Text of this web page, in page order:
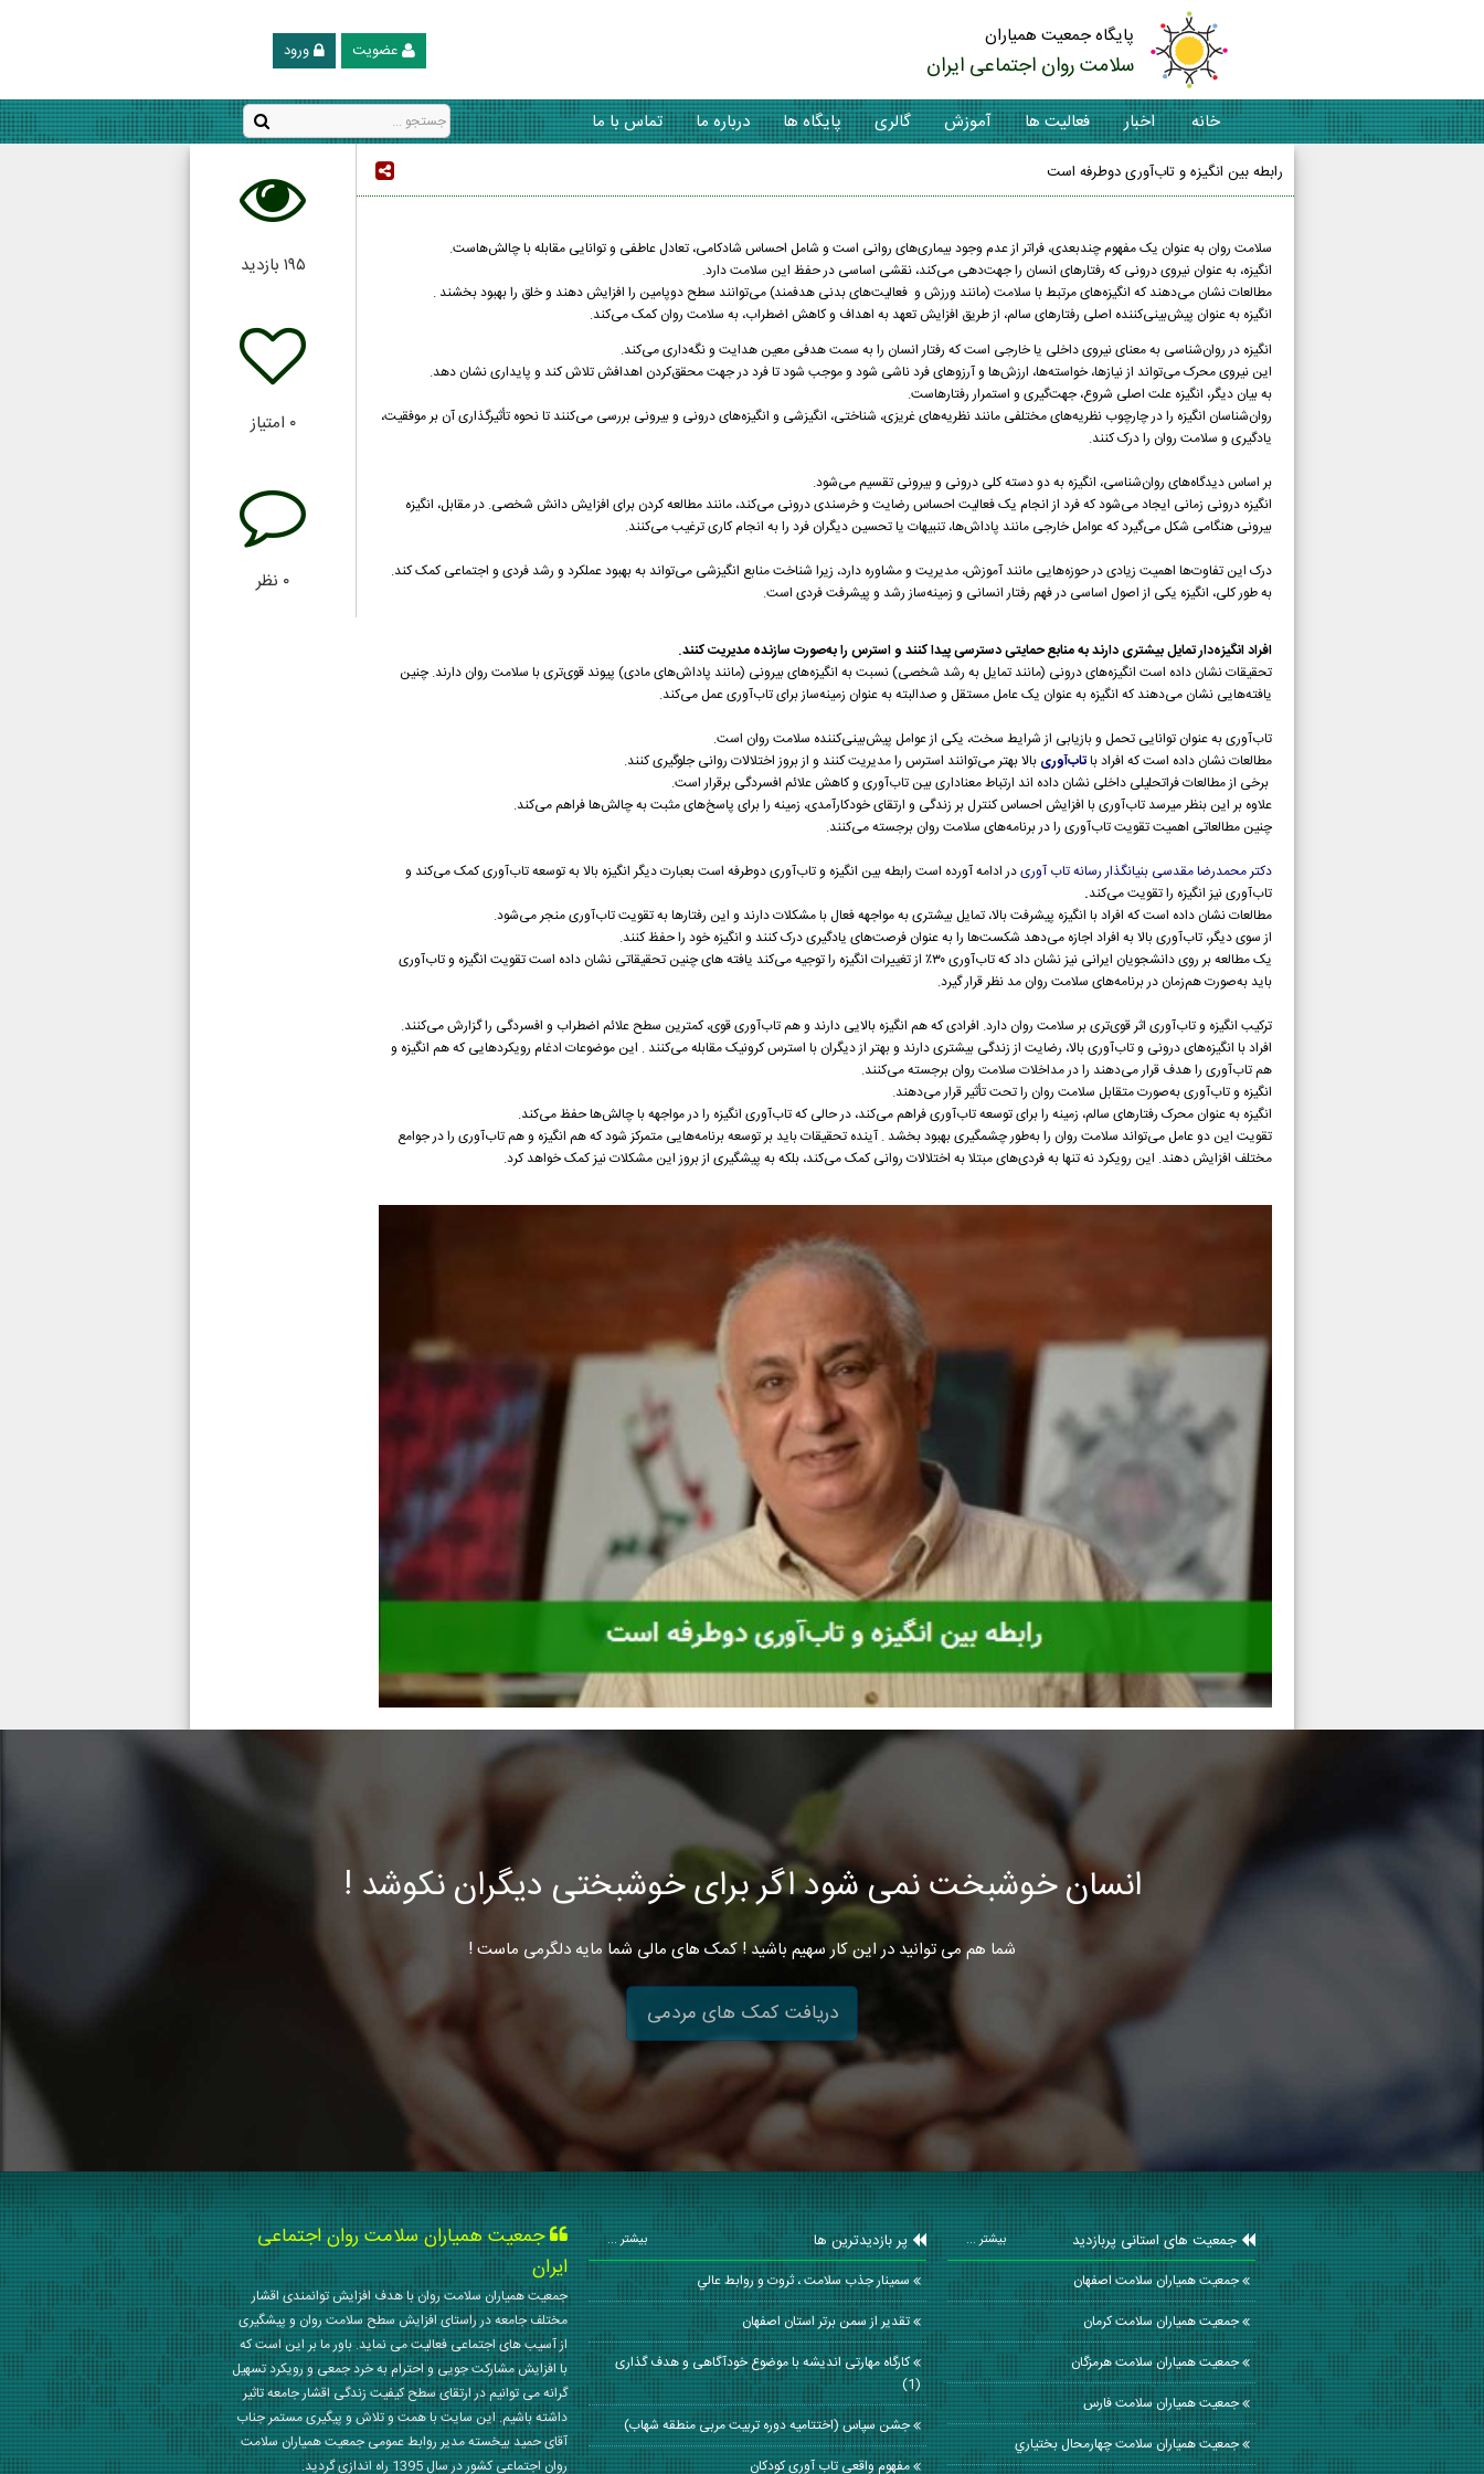
پایگاه جمعیت همیاران
سلامت روان اجتماعی ایران ورود عضویت
خانه اخبار فعالیت ها آموزش گالری پایگاه ها درباره ما تماس با ما
رابطه بین انگیزه و تاب‌آوری دوطرفه است
سلامت روان به عنوان یک مفهوم چندبعدی، فراتر از عدم وجود بیماری‌های روانی است و شامل احساس شادکامی، تعادل عاطفی و توانایی مقابله با چالش‌هاست.
انگیزه، به عنوان نیروی درونی که رفتارهای انسان را جهت‌دهی می‌کند، نقشی اساسی در حفظ این سلامت دارد.
مطالعات نشان می‌دهند که انگیزه‌های مرتبط با سلامت (مانند ورزش و فعالیت‌های بدنی هدفمند) می‌توانند سطح دوپامین را افزایش دهند و خلق را بهبود بخشند .
انگیزه به عنوان پیش‌بینی‌کننده اصلی رفتارهای سالم، از طریق افزایش تعهد به اهداف و کاهش اضطراب، به سلامت روان کمک می‌کند.
انگیزه در روان‌شناسی به معنای نیروی داخلی یا خارجی است که رفتار انسان را به سمت هدفی معین هدایت و نگه‌داری می‌کند.
این نیروی محرک می‌تواند از نیازها، خواسته‌ها، ارزش‌ها و آرزوهای فرد ناشی شود و موجب شود تا فرد در جهت محقق‌کردن اهدافش تلاش کند و پایداری نشان دهد.
به بیان دیگر، انگیزه علت اصلی شروع، جهت‌گیری و استمرار رفتارهاست.
روان‌شناسان انگیزه را در چارچوب نظریه‌های مختلفی مانند نظریه‌های غریزی، شناختی، انگیزشی و انگیزه‌های درونی و بیرونی بررسی می‌کنند تا نحوه تأثیرگذاری آن بر موفقیت،
یادگیری و سلامت روان را درک کنند.
بر اساس دیدگاه‌های روان‌شناسی، انگیزه به دو دسته کلی درونی و بیرونی تقسیم می‌شود.
انگیزه درونی زمانی ایجاد می‌شود که فرد از انجام یک فعالیت احساس رضایت و خرسندی درونی می‌کند، مانند مطالعه کردن برای افزایش دانش شخصی. در مقابل، انگیزه
بیرونی هنگامی شکل می‌گیرد که عوامل خارجی مانند پاداش‌ها، تنبیهات یا تحسین دیگران فرد را به انجام کاری ترغیب می‌کنند.
درک این تفاوت‌ها اهمیت زیادی در حوزه‌هایی مانند آموزش، مدیریت و مشاوره دارد، زیرا شناخت منابع انگیزشی می‌تواند به بهبود عملکرد و رشد فردی و اجتماعی کمک کند.
به طور کلی، انگیزه یکی از اصول اساسی در فهم رفتار انسانی و زمینه‌ساز رشد و پیشرفت فردی است.
افراد انگیزه‌دار تمایل بیشتری دارند به منابع حمایتی دسترسی پیدا کنند و استرس را به‌صورت سازنده مدیریت کنند.
تحقیقات نشان داده است انگیزه‌های درونی (مانند تمایل به رشد شخصی) نسبت به انگیزه‌های بیرونی (مانند پاداش‌های مادی) پیوند قوی‌تری با سلامت روان دارند. چنین
یافته‌هایی نشان می‌دهند که انگیزه به عنوان یک عامل مستقل و صدالبته به عنوان زمینه‌ساز برای تاب‌آوری عمل می‌کند.
تاب‌آوری به عنوان توانایی تحمل و بازیابی از شرایط سخت، یکی از عوامل پیش‌بینی‌کننده سلامت روان است.
مطالعات نشان داده‌ است که افراد باتاب‌آوری بالا بهتر می‌توانند استرس را مدیریت کنند و از بروز اختلالات روانی جلوگیری کنند.
برخی از مطالعات فراتحلیلی داخلی نشان داده اند ارتباط معناداری بین تاب‌آوری و کاهش علائم افسردگی برقرار است.
علاوه بر این بنظر میرسد تاب‌آوری با افزایش احساس کنترل بر زندگی و ارتقای خودکارآمدی، زمینه را برای پاسخ‌های مثبت به چالش‌ها فراهم می‌کند.
چنین مطالعاتی اهمیت تقویت تاب‌آوری را در برنامه‌های سلامت روان برجسته می‌کنند.
دکتر محمدرضا مقدسی بنیانگذار رسانه تاب آوریدر ادامه آورده است رابطه بین انگیزه و تاب‌آوری دوطرفه است بعبارت دیگر انگیزه بالا به توسعه تاب‌آوری کمک می‌کند و
تاب‌آوری نیز انگیزه را تقویت می‌کند.
مطالعات نشان داده‌ است که افراد با انگیزه پیشرفت بالا، تمایل بیشتری به مواجهه فعال با مشکلات دارند و این رفتارها به تقویت تاب‌آوری منجر می‌شود.
از سوی دیگر، تاب‌آوری بالا به افراد اجازه می‌دهد شکست‌ها را به عنوان فرصت‌های یادگیری درک کنند و انگیزه خود را حفظ کنند.
یک مطالعه بر روی دانشجویان ایرانی نیز نشان داد که تاب‌آوری ۳۰٪ از تغییرات انگیزه را توجیه می‌کند یافته های چنین تحقیقاتی نشان داده است تقویت انگیزه و تاب‌آوری
باید به‌صورت هم‌زمان در برنامه‌های سلامت روان مد نظر قرار گیرد.
ترکیب انگیزه و تاب‌آوری اثر قوی‌تری بر سلامت روان دارد. افرادی که هم انگیزه بالایی دارند و هم تاب‌آوری قوی، کمترین سطح علائم اضطراب و افسردگی را گزارش می‌کنند.
افراد با انگیزه‌های درونی و تاب‌آوری بالا، رضایت از زندگی بیشتری دارند و بهتر از دیگران با استرس کرونیک مقابله می‌کنند . این موضوعات ادغام رویکردهایی که هم انگیزه و
هم تاب‌آوری را هدف قرار می‌دهند را در مداخلات سلامت روان برجسته می‌کنند.
انگیزه و تاب‌آوری به‌صورت متقابل سلامت روان را تحت تأثیر قرار می‌دهند.
انگیزه به عنوان محرک رفتارهای سالم، زمینه را برای توسعه تاب‌آوری فراهم می‌کند، در حالی که تاب‌آوری انگیزه را در مواجهه با چالش‌ها حفظ می‌کند.
تقویت این دو عامل می‌تواند سلامت روان را به‌طور چشمگیری بهبود بخشد . آینده تحقیقات باید بر توسعه برنامه‌هایی متمرکز شود که هم انگیزه و هم تاب‌آوری را در جوامع
مختلف افزایش دهند. این رویکرد نه تنها به فردی‌های مبتلا به اختلالات روانی کمک می‌کند، بلکه به پیشگیری از بروز این مشکلات نیز کمک خواهد کرد.
۱۹۵ بازدید
۰ امتیاز
۰ نظر
انسان خوشبخت نمی شود اگر برای خوشبختی دیگران نکوشد !
شما هم می توانید در این کار سهیم باشید ! کمک های مالی شما مایه دلگرمی ماست !
دریافت کمک های مردمی
جمعیت های استانی پربازدید بیشتر ...
جمعیت همیاران سلامت اصفهان
جمعیت همیاران سلامت كرمان
جمعیت همیاران سلامت هرمزگان
جمعیت همیاران سلامت فارس
جمعیت همیاران سلامت چهارمحال بختياري
پر بازدیدترین ها بیشتر ...
سمينار جذب سلامت ، ثروت و روابط عالي
تقدیر از سمن برتر استان اصفهان
کارگاه مهارتی اندیشه با موضوع خودآگاهی و هدف گذاری
(1)
جشن سپاس (اختتامیه دوره تربیت مربی منطقه شهاب)
مفهوم واقعی تاب آوری کودکان
جمعیت همیاران سلامت روان اجتماعی
ایران
جمعیت همیاران سلامت روان با هدف افزایش توانمندی اقشار
مختلف جامعه در راستای افزایش سطح سلامت روان و پیشگیری
از آسیب های اجتماعی فعالیت می نماید. باور ما بر این است که
با افزایش مشارکت جویی و احترام به خرد جمعی و رویکرد تسهیل
گرانه می توانیم در ارتقای سطح کیفیت زندگی اقشار جامعه تاثیر
داشته باشیم. این سایت با همت و تلاش و پیگیری مستمر جناب
آقای حمید بیخسته مدیر روابط عمومی جمعیت همیاران سلامت
روان اجتماعی کشور در سال 1395 راه اندازی گردید.